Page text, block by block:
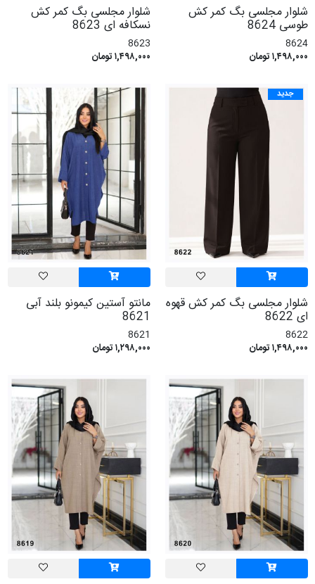
شلوار مجلسی بگ کمر کش
طوسی 8624
8624
۱,۴۹۸,۰۰۰ تومان
شلوار مجلسی بگ کمر کش
نسکافه ای 8623
8623
۱,۴۹۸,۰۰۰ تومان
جدید
شلوار مجلسی بگ کمر کش قهوه
ای 8622
8622
۱,۴۹۸,۰۰۰ تومان
مانتو آستین کیمونو بلند آبی
8621
8621
۱,۲۹۸,۰۰۰ تومان